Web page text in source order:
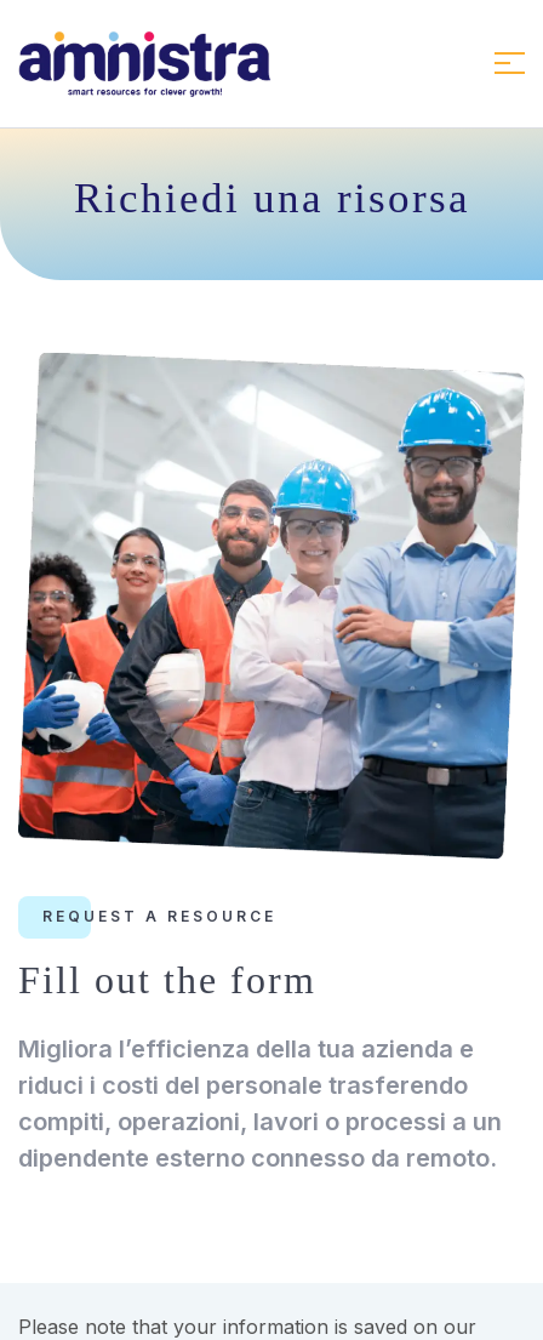
Richiedi una risorsa
Fill out the form
REQUEST A RESOURCE
Migliora l’efficienza della tua azienda e
riduci i costi del personale trasferendo
compiti, operazioni, lavori o processi a un
dipendente esterno connesso da remoto.
Please note that your information is saved on our